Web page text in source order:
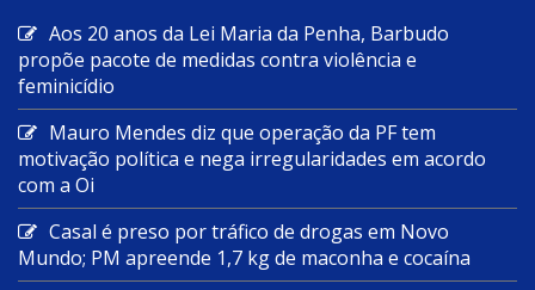
Aos 20 anos da Lei Maria da Penha, Barbudo
propõe pacote de medidas contra violência e
feminicídio
Mauro Mendes diz que operação da PF tem
motivação política e nega irregularidades em acordo
com a Oi
Casal é preso por tráfico de drogas em Novo
Mundo; PM apreende 1,7 kg de maconha e cocaína